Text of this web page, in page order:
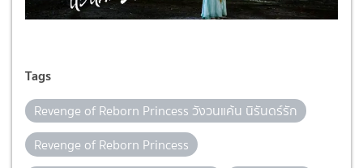
Tags
Revenge of Reborn Princess วังวนแค้น นิรันดร์รัก
Revenge of Reborn Princess